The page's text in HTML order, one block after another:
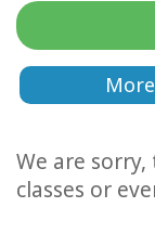
Facilitators
Shop
More
More
We are
classes or